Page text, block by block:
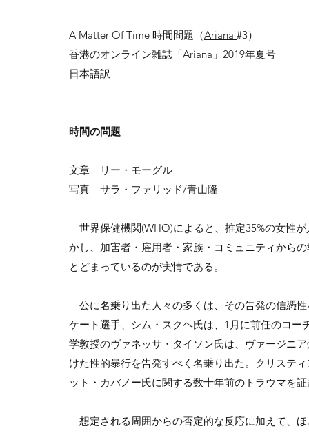
A Matter Of Time 時間問題（Ariana #3）
香港のオンライン雑誌「Ariana 」2019年夏号
​日本語訳
時間の問題​
文章 リー・モーグル
写真 サラ・ファリッド/青山隆
世界保健機関(WHO)によると、推定35%の女性
かし、加害者・雇用者・家族・コミュニティから
とどまっているのが実情である。
公に名乗り出た人々の多くは、その告発の信憑
ケート選手、シム・スクヘ氏は、1月に前任のコ
学教授のヴァネッサ・タイソン氏は、ヴァージニ
けた性的暴行を告発すべく名乗り出た。クリステ
ット・カバノー氏に関する数十年前のトラウマを
想定される周囲からの否定的な反応に加えて、